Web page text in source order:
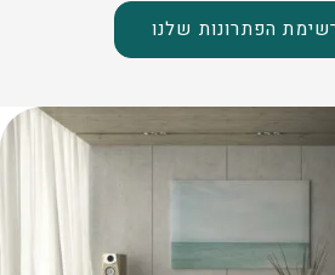
הפתרונות שלנו